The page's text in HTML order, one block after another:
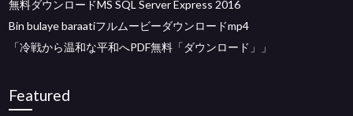
無料ダウンロードMS SQL Server Express 2016
Bin bulaye baraatiフルムービーダウンロードmp4
「冷戦から温和な平和へPDF無料「ダウンロード」」
Featured